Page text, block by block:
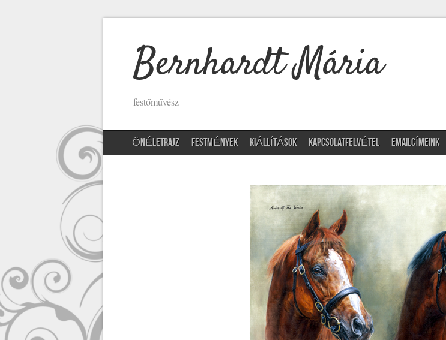
Bernhardt Mária
festőművész
ÖNÉLETRAJZ FESTMÉNYEK KIÁLLÍTÁSOK KAPCSOLATFELVÉTEL EMAILCÍMEINK